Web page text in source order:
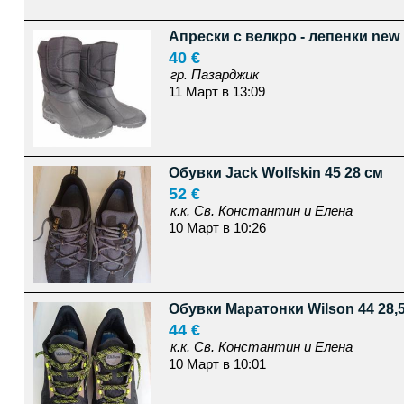
Апрески с велкро - лепенки new
40 €
гр. Пазарджик
11 Март в 13:09
Обувки Jack Wolfskin 45 28 см
52 €
к.к. Св. Константин и Елена
10 Март в 10:26
Обувки Маратонки Wilson 44
44 €
к.к. Св. Константин и Елена
10 Март в 10:01